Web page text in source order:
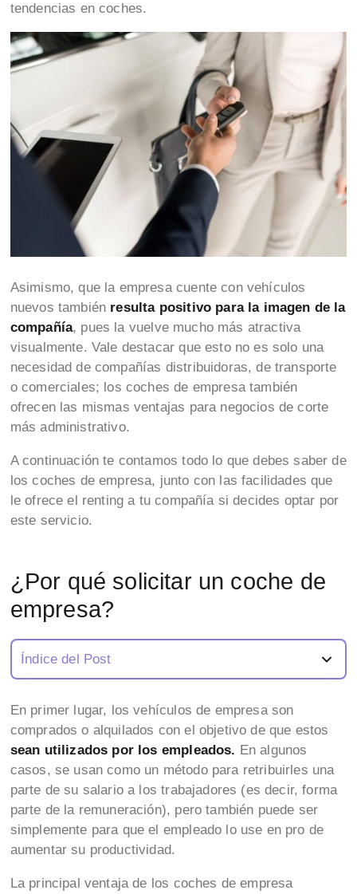
tendencias en coches.
Asimismo, que la empresa cuente con vehículos
nuevos también resulta positivo para la imagen de la
compañía, pues la vuelve mucho más atractiva
visualmente. Vale destacar que esto no es solo una
necesidad de compañías distribuidoras, de transporte
o comerciales; los coches de empresa también
ofrecen las mismas ventajas para negocios de corte
más administrativo.
A continuación te contamos todo lo que debes saber de
los coches de empresa, junto con las facilidades que
le ofrece el renting a tu compañía si decides optar por
este servicio.
¿Por qué solicitar un coche de
empresa?
Índice del Post
En primer lugar, los vehículos de empresa son
comprados o alquilados con el objetivo de que estos
sean utilizados por los empleados. En algunos
casos, se usan como un método para retribuirles una
parte de su salario a los trabajadores (es decir, forma
parte de la remuneración), pero también puede ser
simplemente para que el empleado lo use en pro de
aumentar su productividad.
La principal ventaja de los coches de empresa